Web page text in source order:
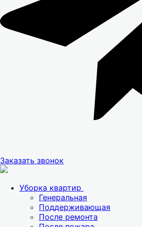
Заказать звонок
Уборка квартир
Генеральная
Поддерживающая
После ремонта